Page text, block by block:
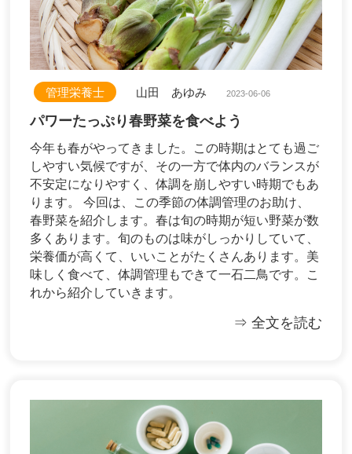
管理栄養士 山田 あゆみ 2023-06-06
パワーたっぷり春野菜を食べよう
今年も春がやってきました。この時期はとても過ご
しやすい気候ですが、その一方で体内のバランスが
不安定になりやすく、体調を崩しやすい時期でもあ
ります。 今回は、この季節の体調管理のお助け、
春野菜を紹介します。春は旬の時期が短い野菜が数
多くあります。旬のものは味がしっかりしていて、
栄養価が高くて、いいことがたくさんあります。美
味しく食べて、体調管理もできて一石二鳥です。こ
れから紹介していきます。
⇒ 全文を読む